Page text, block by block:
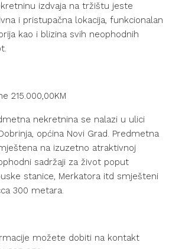
izdvaja na tržištu jeste
i pristupačna lokacija, funkcionalan
kao i blizina svih neophodnih
215.000,00KM
nekretnina se nalazi u ulici
općina Novi Grad. Predmetna
na izuzetno atraktivnoj
sadržaji za život poput
stanice, Merkatora itd smješteni
300 metara.
možete dobiti na kontakt